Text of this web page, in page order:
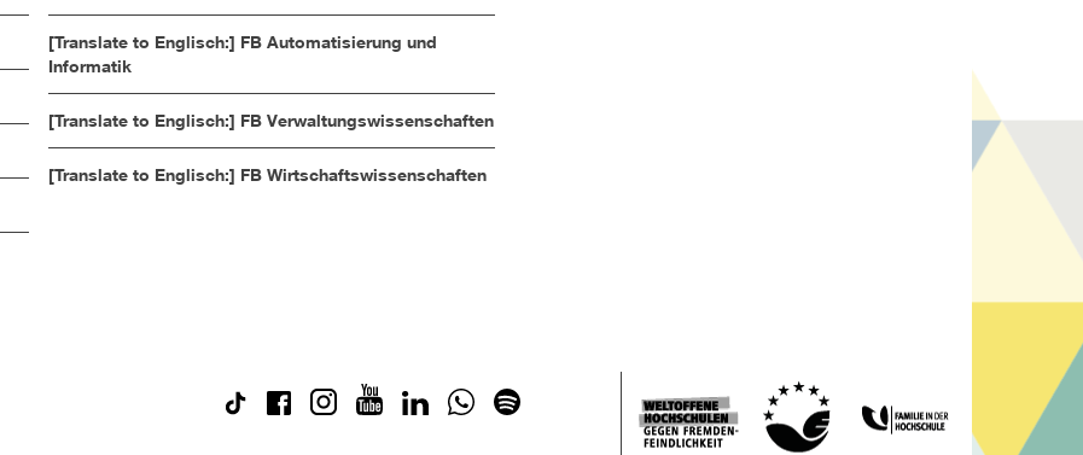
[Translate to Englisch:] FB Automatisierung und
Informatik
[Translate to Englisch:] FB Verwaltungswissenschaften
[Translate to Englisch:] FB Wirtschaftswissenschaften